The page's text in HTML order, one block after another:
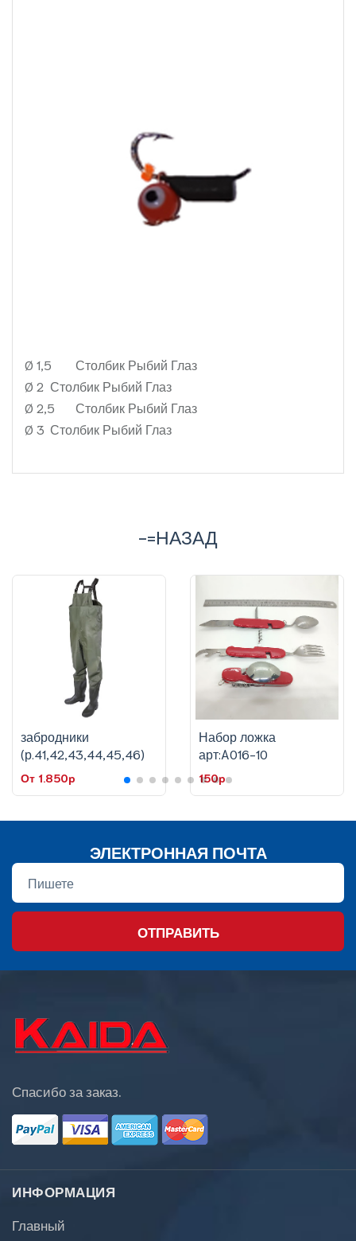
Ø 1,5
Столбик Рыбий Глаз
Ø 2 Столбик Рыбий Глаз
Ø 2,5
Столбик Рыбий Глаз
Ø 3 Столбик Рыбий Глаз
-=НАЗАД
забродники
(р.41,42,43,44,45,46)
От 1.850p
Набор ложка
арт:A016-10
150p
ЭЛЕКТРОННАЯ ПОЧТА
ОТПРАВИТЬ
Спасибо за заказ.
ИНФОРМАЦИЯ
Главный